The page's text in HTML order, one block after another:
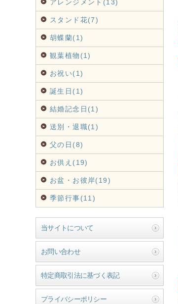
アレンジメント(13)
スタンド花(7)
胡蝶蘭(1)
観葉植物(1)
お祝い(1)
誕生日(1)
結婚記念日(1)
送別・退職(1)
父の日(8)
お供え(19)
お盆・お彼岸(19)
季節行事(11)
当サイトについて
お問い合わせ
特定商取引法に基づく表記
プライバシーポリシー